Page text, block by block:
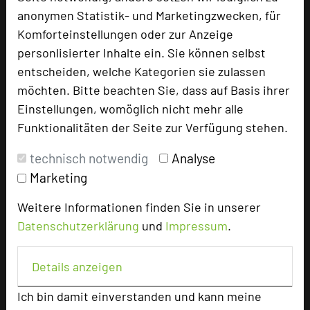
anonymen Statistik- und Marketingzwecken, für
Komforteinstellungen oder zur Anzeige
personlisierter Inhalte ein. Sie können selbst
entscheiden, welche Kategorien sie zulassen
möchten. Bitte beachten Sie, dass auf Basis ihrer
Einstellungen, womöglich nicht mehr alle
Funktionalitäten der Seite zur Verfügung stehen.
technisch notwendig
Analyse
Marketing
Weitere Informationen finden Sie in unserer
Datenschutzerklärung und Impressum.
Details anzeigen
Ich bin damit einverstanden und kann meine
Aschaffenburger Straße 2
phone +49 6188 9180
mail Email